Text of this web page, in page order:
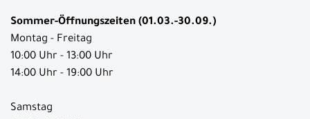
Sommer-Öffnungszeiten (01.03.-30.09.)
Montag - Freitag
10:00 Uhr - 13:00 Uhr
14:00 Uhr - 19:00 Uhr
Samstag